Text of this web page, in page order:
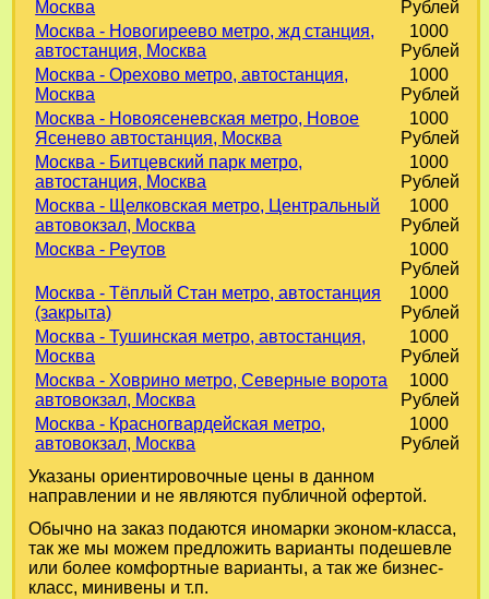
Москва
Рублей
Москва - Новогиреево метро, жд станция,
автостанция, Москва
1000
Рублей
Москва - Орехово метро, автостанция,
Москва
1000
Рублей
Москва - Новоясеневская метро, Новое
Ясенево автостанция, Москва
1000
Рублей
Москва - Битцевский парк метро,
автостанция, Москва
1000
Рублей
Москва - Щелковская метро, Центральный
автовокзал, Москва
1000
Рублей
Москва - Реутов
1000
Рублей
Москва - Тёплый Стан метро, автостанция
(закрыта)
1000
Рублей
Москва - Тушинская метро, автостанция,
Москва
1000
Рублей
Москва - Ховрино метро, Северные ворота
автовокзал, Москва
1000
Рублей
Москва - Красногвардейская метро,
автовокзал, Москва
1000
Рублей
Указаны ориентировочные цены в данном
направлении и не являются публичной офертой.
Обычно на заказ подаются иномарки эконом-класса,
так же мы можем предложить варианты подешевле
или более комфортные варианты, а так же бизнес-
класс, минивены и т.п.